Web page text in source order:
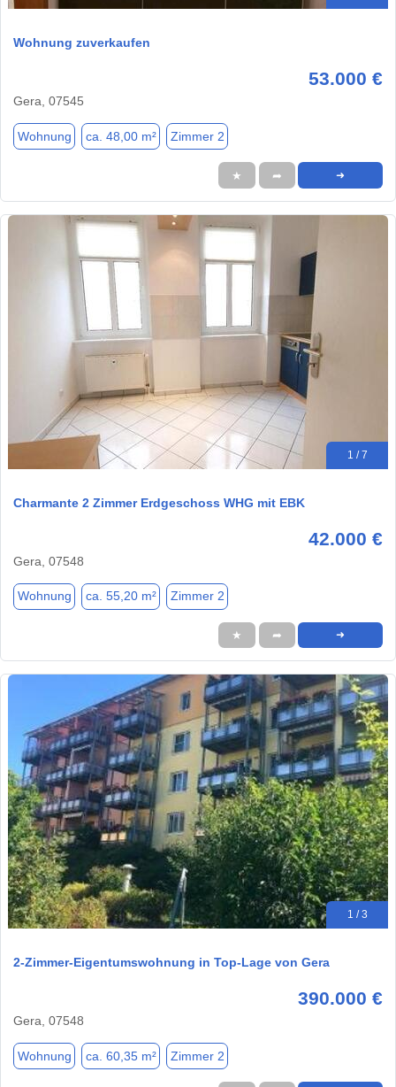
Wohnung zuverkaufen
53.000 €
Gera, 07545
Wohnung ca. 48,00 m² Zimmer 2
★ ➦ ➜
1 / 7
Charmante 2 Zimmer Erdgeschoss WHG mit EBK
42.000 €
Gera, 07548
Wohnung ca. 55,20 m² Zimmer 2
★ ➦ ➜
1 / 3
2-Zimmer-Eigentumswohnung in Top-Lage von Gera
390.000 €
Gera, 07548
Wohnung ca. 60,35 m² Zimmer 2